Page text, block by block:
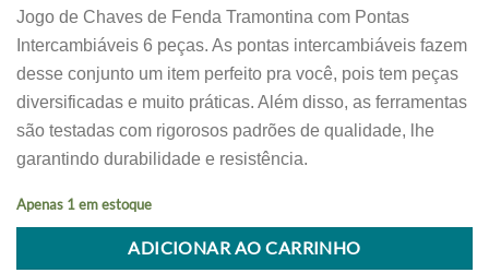
Jogo de Chaves de Fenda Tramontina com Pontas
Intercambiáveis 6 peças. As pontas intercambiáveis fazem
desse conjunto um item perfeito pra você, pois tem peças
diversificadas e muito práticas. Além disso, as ferramentas
são testadas com rigorosos padrões de qualidade, lhe
garantindo durabilidade e resistência.
Apenas 1 em estoque
ADICIONAR AO CARRINHO